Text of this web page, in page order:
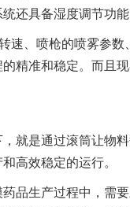
还具备湿度调节功
速、喷枪的喷雾参
精准和稳定。而且
就是通过滚筒让物
高效稳定的运行。
品生产过程中，需